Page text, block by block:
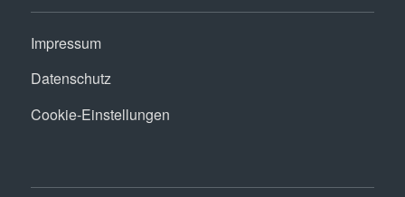
Impressum
Datenschutz
Cookie-Einstellungen